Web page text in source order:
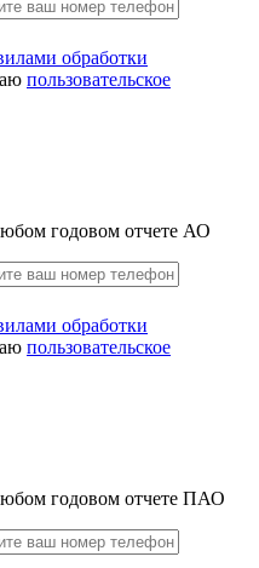
обработки
пользовательское
годовом отчете АО
обработки
пользовательское
годовом отчете ПАО